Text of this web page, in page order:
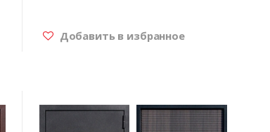
Добавить в избранное